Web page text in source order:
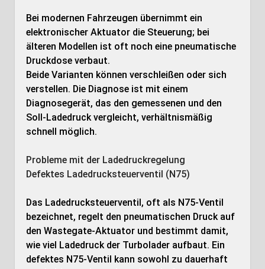
Bei modernen Fahrzeugen übernimmt ein
elektronischer Aktuator die Steuerung; bei
älteren Modellen ist oft noch eine pneumatische
Druckdose verbaut.
Beide Varianten können verschleißen oder sich
verstellen. Die Diagnose ist mit einem
Diagnosegerät, das den gemessenen und den
Soll-Ladedruck vergleicht, verhältnismäßig
schnell möglich.
Probleme mit der Ladedruckregelung
Defektes Ladedrucksteuerventil (N75)
Das Ladedrucksteuerventil, oft als N75-Ventil
bezeichnet, regelt den pneumatischen Druck auf
den Wastegate-Aktuator und bestimmt damit,
wie viel Ladedruck der Turbolader aufbaut. Ein
defektes N75-Ventil kann sowohl zu dauerhaft